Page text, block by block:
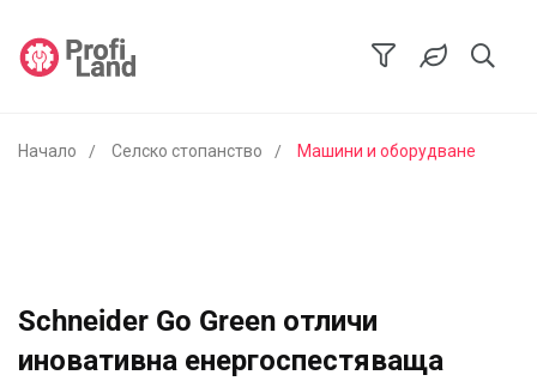
Начало Селско стопанство Машини и оборудване
Schneider Go Green отличи
иновативна енергоспестяваща